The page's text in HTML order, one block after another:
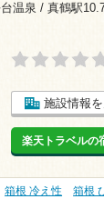
温泉 / 真鶴駅
施設情報
楽天トラベルの
箱根 冷え性 箱根